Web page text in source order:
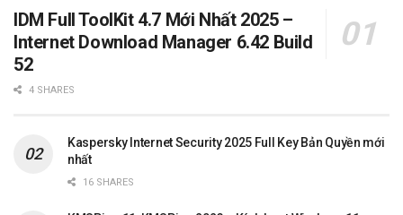
IDM Full ToolKit 4.7 Mới Nhất 2025 –
Internet Download Manager 6.42 Build
52
4 SHARES
Kaspersky Internet Security 2025 Full Key Bản Quyền mới
nhất
16 SHARES